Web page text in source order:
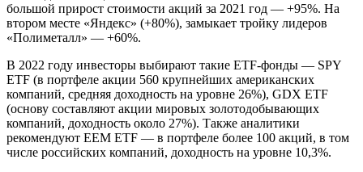
большой прирост стоимости акций за 2021 год — +95%. На
втором месте «Яндекс» (+80%), замыкает тройку лидеров
«Полиметалл» — +60%.
В 2022 году инвесторы выбирают такие ETF-фонды — SPY
ETF (в портфеле акции 560 крупнейших американских
компаний, средняя доходность на уровне 26%), GDX ETF
(основу составляют акции мировых золотодобывающих
компаний, доходность около 27%). Также аналитики
рекомендуют EEM ETF — в портфеле более 100 акций, в том
числе российских компаний, доходность на уровне 10,3%.